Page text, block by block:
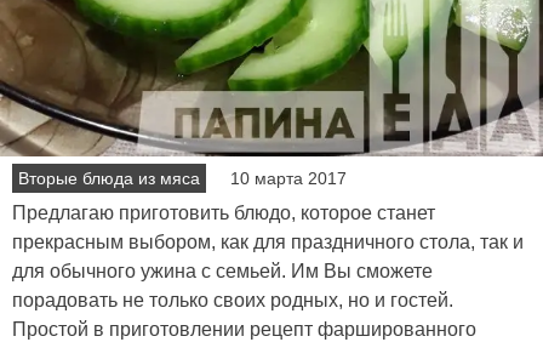
Вторые блюда из мяса 10 марта 2017
Предлагаю приготовить блюдо, которое станет
прекрасным выбором, как для праздничного стола, так и
для обычного ужина с семьей. Им Вы сможете
порадовать не только своих родных, но и гостей.
Простой в приготовлении рецепт фаршированного